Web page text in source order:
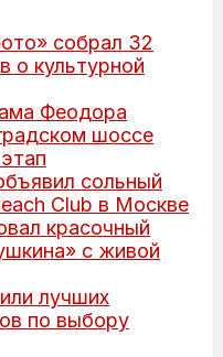
собрал 32
о культурной
Феодора
шоссе
сольный
Club в Москве
красочный
с живой
лучших
по выбору